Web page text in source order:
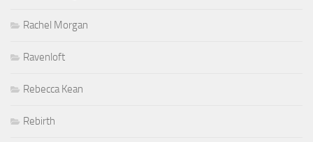
Rachel Morgan
Ravenloft
Rebecca Kean
Rebirth